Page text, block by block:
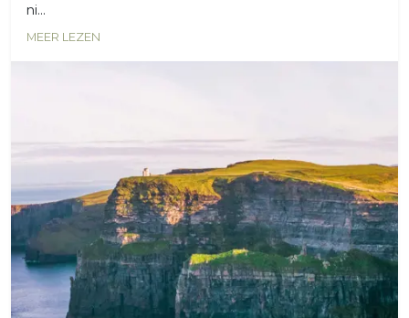
ni...
MEER LEZEN